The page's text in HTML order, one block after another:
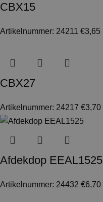
CBX15
Artikelnummer: 24211 €3,65
CBX27
Artikelnummer: 24217 €3,70
Afdekdop EEAL1525
Artikelnummer: 24432 €6,70